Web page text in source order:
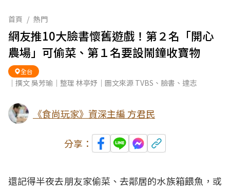
首頁 / 熱門
網友推10大臉書懷舊遊戲！第２名「開心
農場」可偷菜、第１名要設鬧鐘收寶物
全台
｜撰文 吳芳瑜｜整理 林亭妤｜圖文來源 TVBS、臉書、達志
《食尚玩家》資深主編 方君民
分享：
還記得半夜去朋友家偷菜、去鄰居的水族箱餵魚，或